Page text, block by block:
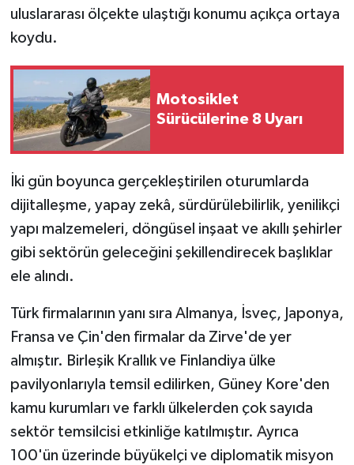
uluslararası ölçekte ulaştığı konumu açıkça ortaya
koydu.
Motosiklet
Sürücülerine 8 Uyarı
İki gün boyunca gerçekleştirilen oturumlarda
dijitalleşme, yapay zekâ, sürdürülebilirlik, yenilikçi
yapı malzemeleri, döngüsel inşaat ve akıllı şehirler
gibi sektörün geleceğini şekillendirecek başlıklar
ele alındı.
Türk firmalarının yanı sıra Almanya, İsveç, Japonya,
Fransa ve Çin'den firmalar da Zirve'de yer
almıştır. Birleşik Krallık ve Finlandiya ülke
pavilyonlarıyla temsil edilirken, Güney Kore'den
kamu kurumları ve farklı ülkelerden çok sayıda
sektör temsilcisi etkinliğe katılmıştır. Ayrıca
100'ün üzerinde büyükelçi ve diplomatik misyon